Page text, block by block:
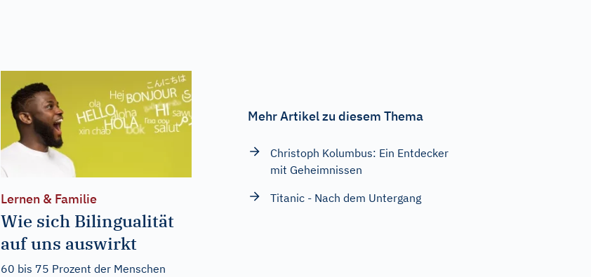
Lernen & Familie
Wie sich Bilingualität
auf uns auswirkt
60 bis 75 Prozent der Menschen
Mehr Artikel zu diesem Thema
Christoph Kolumbus: Ein Entdecker
mit Geheimnissen
Titanic - Nach dem Untergang